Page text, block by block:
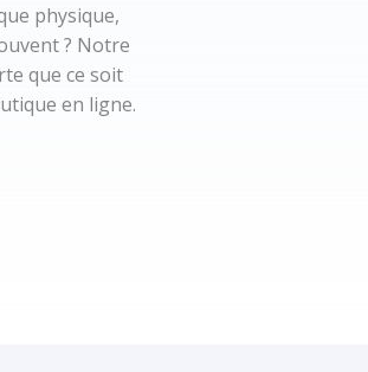
physique,
? Notre
que ce soit
en ligne.